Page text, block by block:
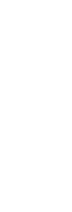
las
Web
de